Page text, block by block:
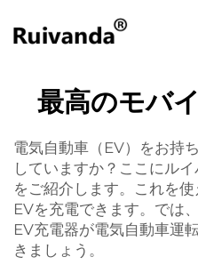
最高のモバ
電気自動車（EV）をお持
していますか？ここにル
をご紹介します。これを
EVを充電できます。では
EV充電器が電気自動車運
きましょう。